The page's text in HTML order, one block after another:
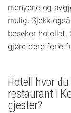
menyene og
mulig. Sjekk
besøker
gjøre dere ferie
Hotell hvor
restaurant i
gjester?